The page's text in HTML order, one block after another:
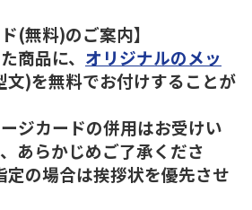
(無料)のご案内】
商品に、 オリジナルのメッ
文)を無料でお付けすることが
ジカードの併用はお受けい
あらかじめご了承くださ
定の場合は挨拶状を優先させ